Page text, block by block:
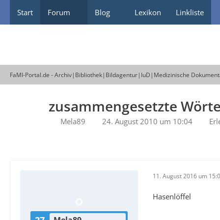
Start Forum Blog Lexikon Linkliste
FaMI-Portal.de - Archiv|Bibliothek|Bildagentur|IuD|Medizinische
zusammengesetzte
Mela89 24. August 2010 um 10:04
11. August 2016 um
Hasenlöffel